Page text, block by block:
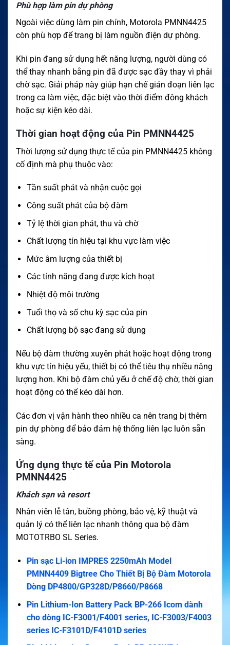
Phù hợp làm pin dự phòng
Ngoài việc dùng làm pin chính, Motorola PMNN4425
còn phù hợp để trang bị làm nguồn điện dự phòng.
Khi pin đang sử dụng hết năng lượng, người dùng có
thể thay nhanh bằng pin đã được sạc đầy thay vì phải
chờ sạc. Giải pháp này giúp hạn chế gián đoạn liên lạc
trong ca làm việc, đặc biệt vào thời điểm đông khách
hoặc sự kiện kéo dài.
Thời gian hoạt động của Pin PMNN4425
Thời lượng sử dụng thực tế của pin PMNN4425 không
cố định mà phụ thuộc vào:
Tần suất phát và nhận cuộc gọi
Công suất phát của bộ đàm
Tỷ lệ thời gian phát, thu và chờ
Chất lượng tín hiệu tại khu vực làm việc
Mức âm lượng của thiết bị
Các tính năng đang được kích hoạt
Nhiệt độ môi trường
Tuổi thọ và số chu kỳ sạc của pin
Chất lượng bộ sạc đang sử dụng
Nếu bộ đàm thường xuyên phát hoặc hoạt động trong
khu vực tín hiệu yếu, thiết bị có thể tiêu thụ nhiều năng
lượng hơn. Khi bộ đàm chủ yếu ở chế độ chờ, thời gian
hoạt động có thể kéo dài hơn.
Các đơn vị vận hành theo nhiều ca nên trang bị thêm
pin dự phòng để bảo đảm hệ thống liên lạc luôn sẵn
sàng.
Ứng dụng thực tế của Pin Motorola
PMNN4425
Khách sạn và resort
Nhân viên lễ tân, buồng phòng, bảo vệ, kỹ thuật và
quản lý có thể liên lạc nhanh thông qua bộ đàm
MOTOTRBO SL Series.
Pin sạc Li-ion IMPRES 2250mAh Model
PMNN4409 Bigtree Cho Thiết Bị Bộ Đàm Motorola
Dòng DP4800/GP328D/P8660/P8668
Pin Lithium-Ion Battery Pack BP-266 Icom dành
cho dòng IC-F3001/F4001 series, IC-F3003/F4003
series IC-F3101D/F4101D series